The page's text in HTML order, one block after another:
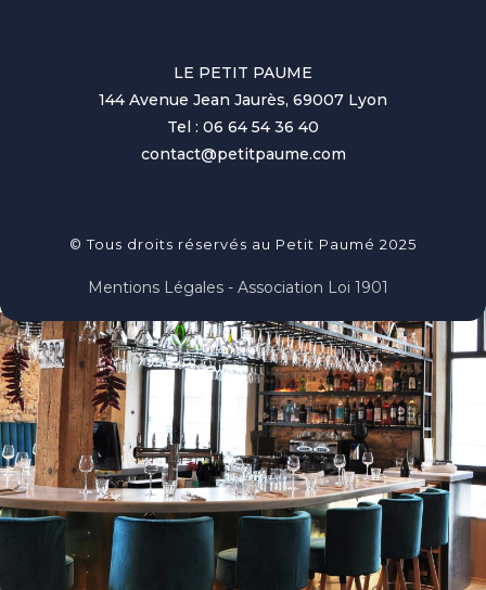
LE PETIT PAUME
144 Avenue Jean Jaurès, 69007 Lyon
Tel : 06 64 54 36 40
contact@petitpaume.com
© Tous droits réservés au Petit Paumé 2025
Mentions Légales - Association Loi 1901